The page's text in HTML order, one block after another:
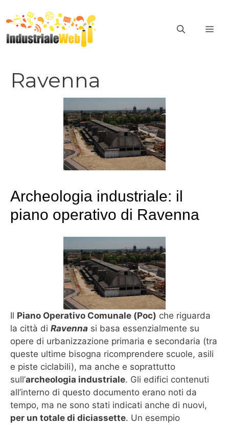
al
contenuto
Ravenna
Archeologia industriale: il
piano operativo di Ravenna
Il Piano Operativo Comunale (Poc) che riguarda
la città di Ravenna si basa essenzialmente su
opere di urbanizzazione primaria e secondaria (tra
queste ultime bisogna ricomprendere scuole, asili
e piste ciclabili), ma anche e soprattutto
sull’archeologia industriale. Gli edifici contenuti
all’interno di questo documento erano noti da
tempo, ma ne sono stati indicati anche di nuovi,
per un totale di diciassette. Un esempio